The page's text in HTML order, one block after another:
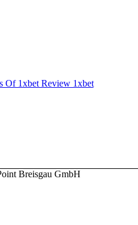
Of 1xbet Review 1xbet
Breisgau GmbH